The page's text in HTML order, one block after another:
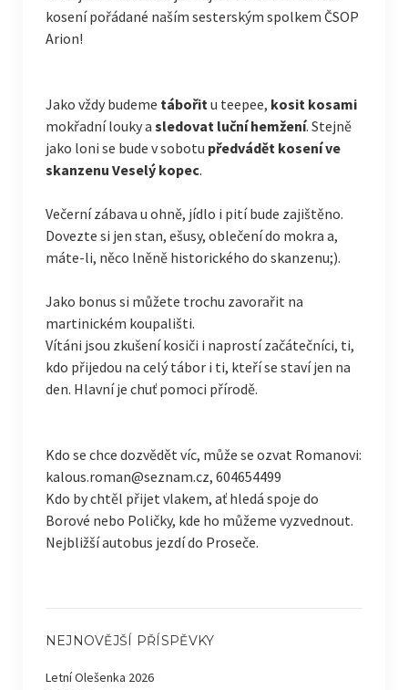
kosení pořádané naším sesterským spolkem ČSOP
Arion!
Jako vždy budeme tábořitu teepee, kosit kosami
mokřadní louky a sledovat luční hemžení. Stejně
jako loni se bude v sobotu předvádět kosení ve
skanzenu Veselý kopec.
Večerní zábava u ohně, jídlo i pití bude zajištěno.
Dovezte si jen stan, ešusy, oblečení do mokra a,
máte-li, něco lněně historického do skanzenu;).
Jako bonus si můžete trochu zavorařit na
martinickém koupališti.
Vítáni jsou zkušení kosiči i naprostí začátečníci, ti,
kdo přijedou na celý tábor i ti, kteří se staví jen na
den. Hlavní je chuť pomoci přírodě.
Kdo se chce dozvědět víc, může se ozvat Romanovi:
kalous.roman@seznam.cz, 604654499
Kdo by chtěl přijet vlakem, ať hledá spoje do
Borové nebo Poličky, kde ho můžeme vyzvednout.
Nejbližší autobus jezdí do Proseče.
NEJNOVĚJŠÍ PŘÍSPĚVKY
Letní Olešenka 2026